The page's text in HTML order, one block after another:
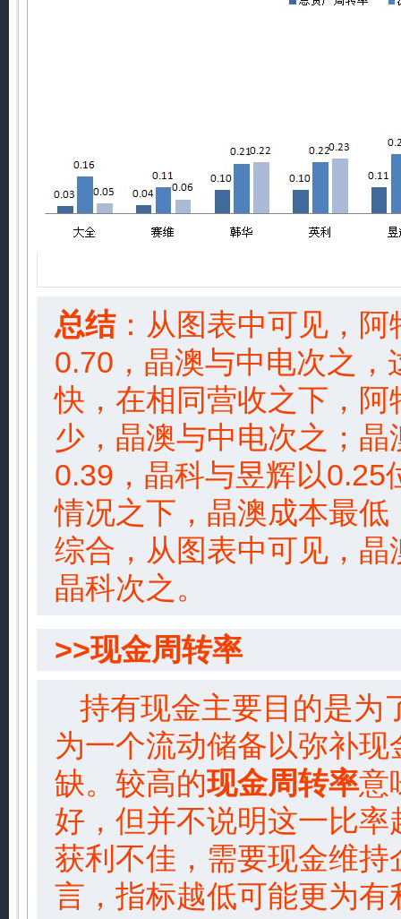
总结：从图表中可见，
0.70，晶澳与中电次之
快，在相同营收之下，
少，晶澳与中电次之；
0.39，晶科与昱辉以0.25
情况之下，晶澳成本最
综合，从图表中可见，
晶科次之。
>>现金周转率
持有现金主要目的是为
为一个流动储备以弥补
缺。较高的现金周转率意
好，但并不说明这一比
获利不佳，需要现金维
言，指标越低可能更为有